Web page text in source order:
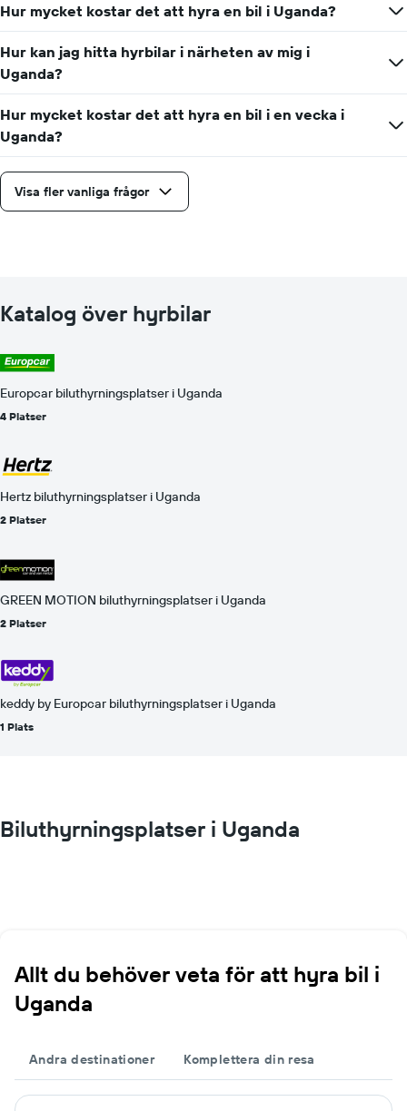
Hur mycket kostar det att hyra en bil i Uganda?
Hur kan jag hitta hyrbilar i närheten av mig i
Uganda?
Hur mycket kostar det att hyra en bil i en vecka i
Uganda?
Visa fler vanliga frågor
Katalog över hyrbilar
Europcar biluthyrningsplatser i Uganda
4 Platser
Hertz biluthyrningsplatser i Uganda
2 Platser
GREEN MOTION biluthyrningsplatser i Uganda
2 Platser
keddy by Europcar biluthyrningsplatser i Uganda
1 Plats
Biluthyrningsplatser i Uganda
Allt du behöver veta för att hyra bil i
Uganda
Andra destinationer Komplettera din resa